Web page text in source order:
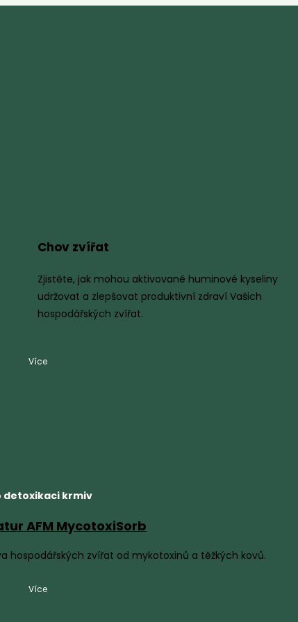
Chov zvířat
Zjistěte, jak mohou aktivované huminové kyseliny
udržovat a zlepšovat produktivní zdraví Vašich
hospodářských zvířat.
Více
detoxikaci krmiv
AFM MycotoxiSorb
hospodářských zvířat od mykotoxinů a těžkých kovů.
Více